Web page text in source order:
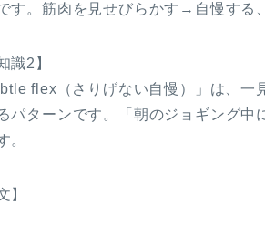
す。筋肉を見せびらかす→自慢する
識2】
flex（さりげない自慢）」は、
パターンです。「朝のジョギング
。
】